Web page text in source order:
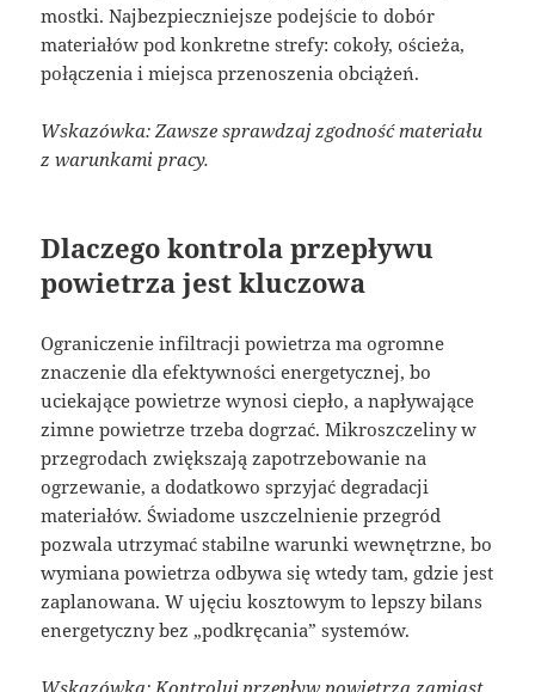
mostki. Najbezpieczniejsze podejście to dobór
materiałów pod konkretne strefy: cokoły, ościeża,
połączenia i miejsca przenoszenia obciążeń.
Wskazówka: Zawsze sprawdzaj zgodność materiału
z warunkami pracy.
Dlaczego kontrola przepływu
powietrza jest kluczowa
Ograniczenie infiltracji powietrza ma ogromne
znaczenie dla efektywności energetycznej, bo
uciekające powietrze wynosi ciepło, a napływające
zimne powietrze trzeba dogrzać. Mikroszczeliny w
przegrodach zwiększają zapotrzebowanie na
ogrzewanie, a dodatkowo sprzyjać degradacji
materiałów. Świadome uszczelnienie przegród
pozwala utrzymać stabilne warunki wewnętrzne, bo
wymiana powietrza odbywa się wtedy tam, gdzie jest
zaplanowana. W ujęciu kosztowym to lepszy bilans
energetyczny bez „podkręcania” systemów.
Wskazówka: Kontroluj przepływ powietrza zamiast